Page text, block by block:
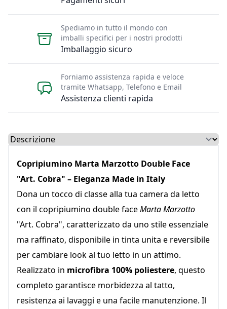
Imballaggio sicuro
Spediamo in tutto il mondo con
imballi specifici per i nostri prodotti
Assistenza clienti rapida
Forniamo assistenza rapida e veloce
tramite Whatsapp, Telefono e Email
Select a tab
Copripiumino Marta Marzotto Double Face
"Art. Cobra" – Eleganza Made in Italy
Dona un tocco di classe alla tua camera da letto
con il copripiumino double faceMarta Marzotto
"Art. Cobra", caratterizzato da uno stile essenziale
ma raffinato, disponibile in tinta unita e reversibile
per cambiare look al tuo letto in un attimo.
Realizzato in microfibra 100% poliestere, questo
completo garantisce morbidezza al tatto,
resistenza ai lavaggi e una facile manutenzione. Il